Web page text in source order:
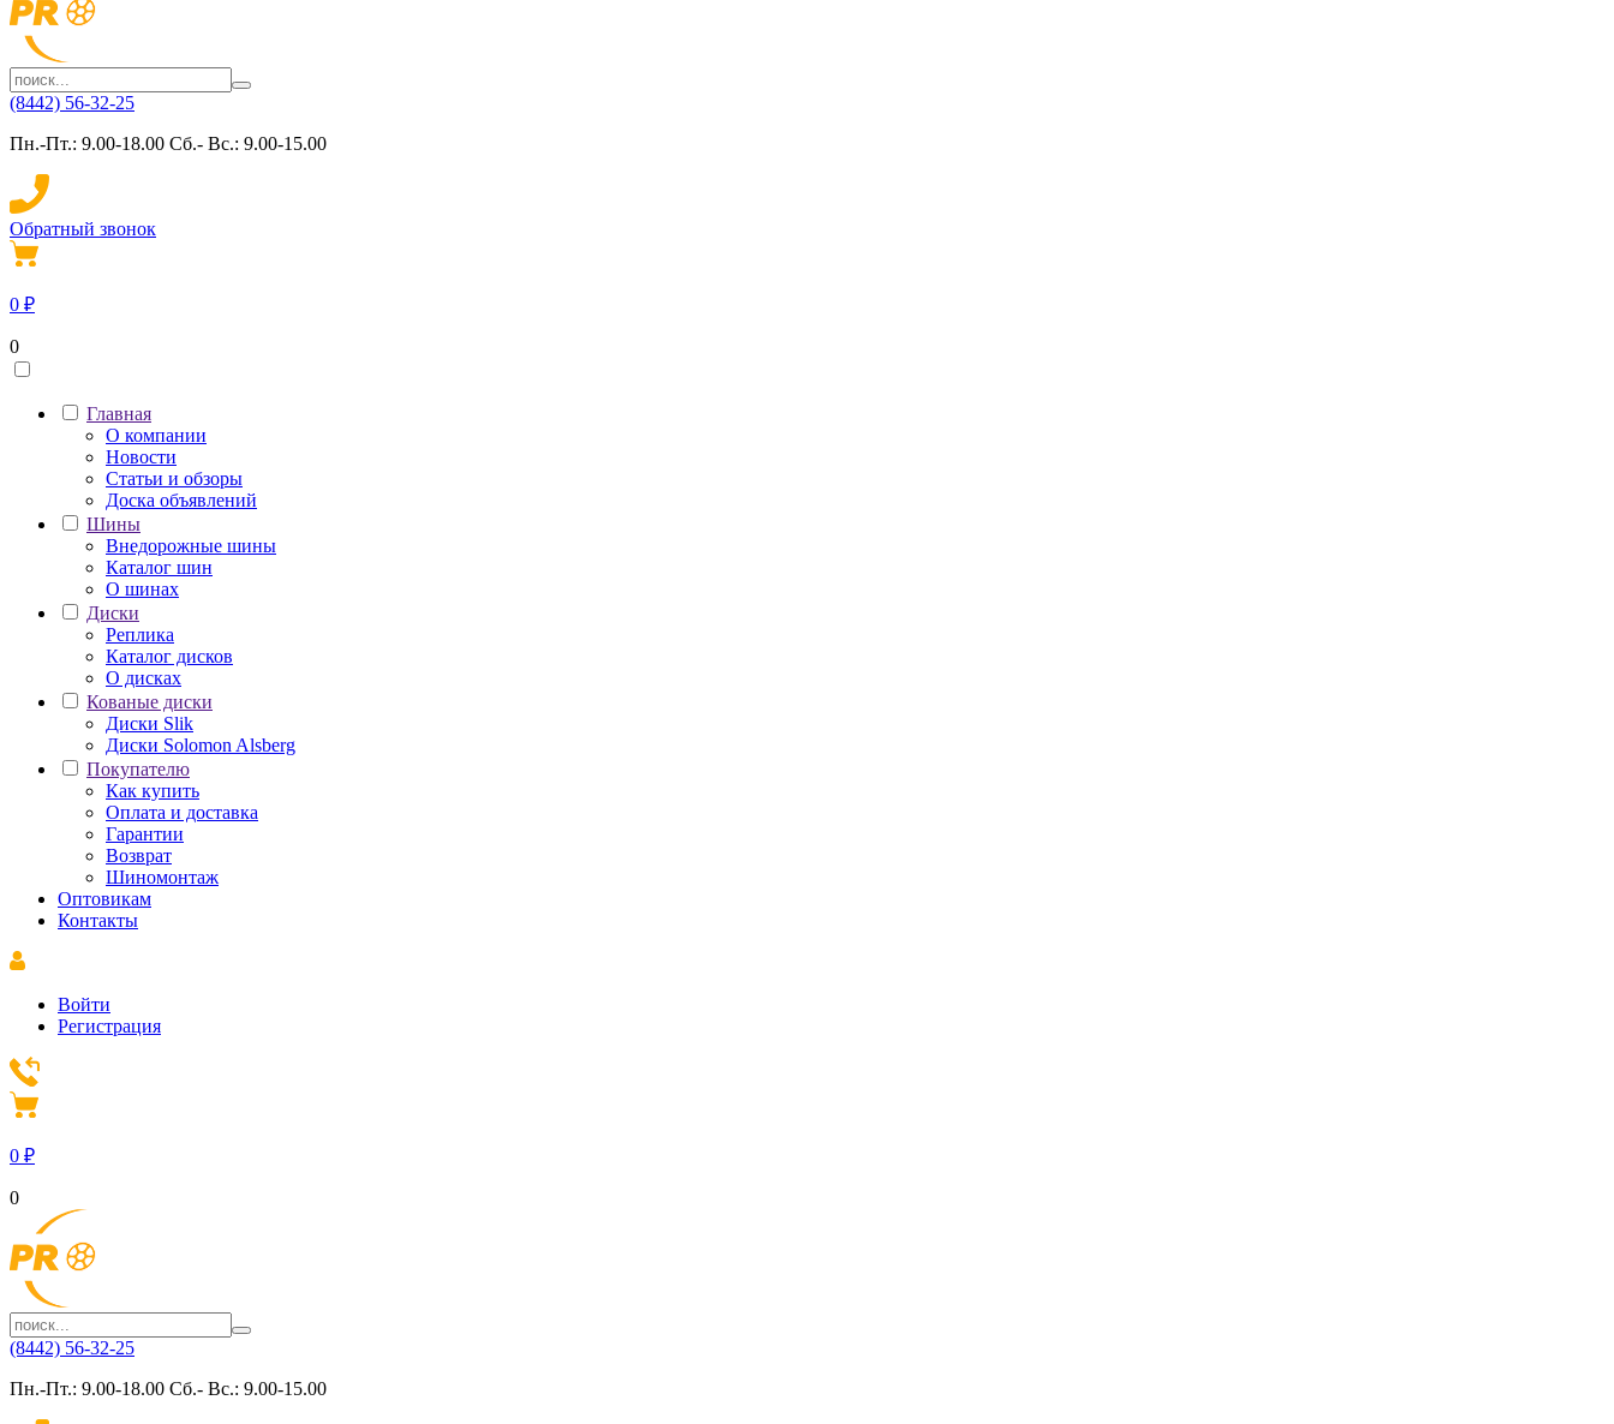
(8442) 56-32-25
Пн.-Пт.: 9.00-18.00 Сб.- Вс.: 9.00-15.00
Обратный звонок
0 ₽
0
Главная
О компании
Новости
Статьи и обзоры
Доска объявлений
Шины
Внедорожные шины
Каталог шин
О шинах
Диски
Реплика
Каталог дисков
О дисках
Кованые диски
Диски Slik
Диски Solomon Alsberg
Покупателю
Как купить
Оплата и доставка
Гарантии
Возврат
Шиномонтаж
Оптовикам
Контакты
Войти
Регистрация
0 ₽
0
(8442) 56-32-25
Пн.-Пт.: 9.00-18.00 Сб.- Вс.: 9.00-15.00